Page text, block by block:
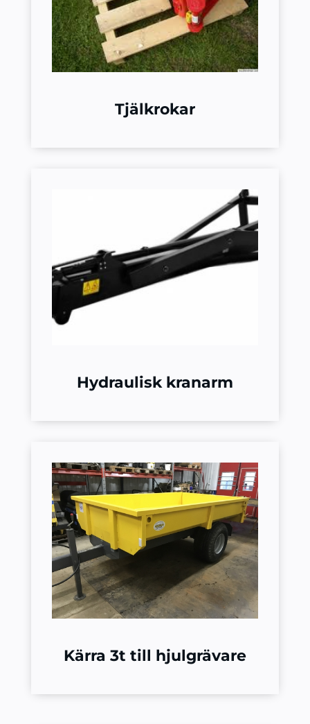
Tjälkrokar
Hydraulisk kranarm
Kärra 3t till hjulgrävare